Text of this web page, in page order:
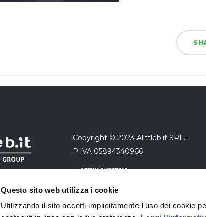
Questo sito web utilizza i cookie
Utilizzando il sito accetti implicitamente l'uso dei cookie
Copyright © 2023 Alittleb.it SRL.-
P.IVA 05894340966